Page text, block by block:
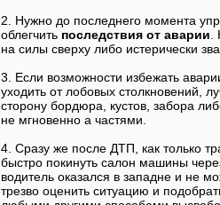
2. Нужно до последнего момента
облегчить последствия от аварии
на силы сверху либо истерически
3. Если возможности избежать
уходить от лобовых столкновений,
сторону бордюра, кустов, забора
не мгновенно а частями.
4. Сразу же после ДТП, как только
быстро покинуть салон машины
водитель оказался в западне и не
трезво оценить ситуацию и